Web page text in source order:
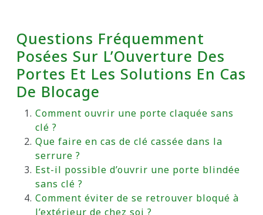
Questions Fréquemment
Posées Sur L’Ouverture Des
Portes Et Les Solutions En Cas
De Blocage
Comment ouvrir une porte claquée sans
clé ?
Que faire en cas de clé cassée dans la
serrure ?
Est-il possible d’ouvrir une porte blindée
sans clé ?
Comment éviter de se retrouver bloqué à
l’extérieur de chez soi ?